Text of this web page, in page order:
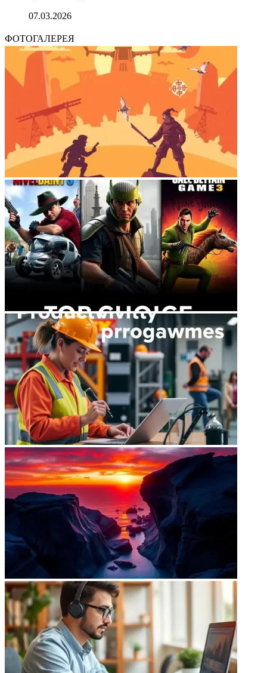
07.03.2026
ФОТОГАЛЕРЕЯ